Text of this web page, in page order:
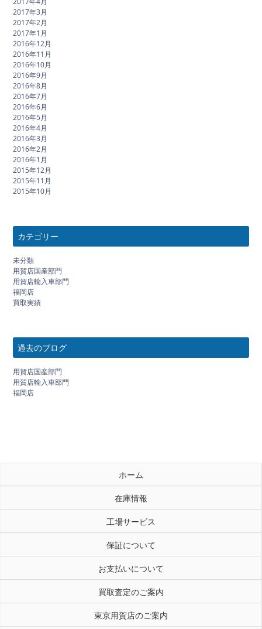
2017年3月
2017年2月
2017年1月
2016年12月
2016年11月
2016年10月
2016年9月
2016年8月
2016年7月
2016年6月
2016年5月
2016年4月
2016年3月
2016年2月
2016年1月
2015年12月
2015年11月
2015年10月
カテゴリー
未分類
用賀店国産部門
用賀店輸入車部門
福岡店
買取実績
過去のブログ
用賀店国産部門
用賀店輸入車部門
福岡店
ホーム
在庫情報
工場サービス
保証について
お支払いについて
買取査定のご案内
東京用賀店のご案内